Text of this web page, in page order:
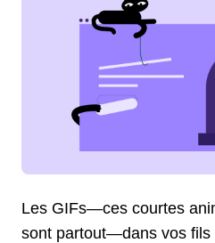
Les GIFs—ces courtes
sont partout—dans vos fils